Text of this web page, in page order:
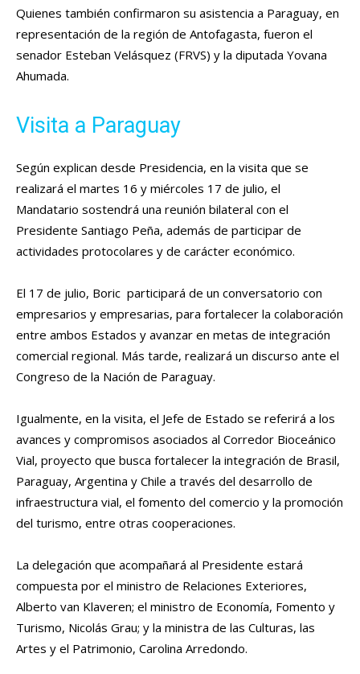
Quienes también confirmaron su asistencia a Paraguay, en
representación de la región de Antofagasta, fueron el
senador Esteban Velásquez (FRVS) y la diputada Yovana
Ahumada.
Visita a Paraguay
Según explican desde Presidencia, en la visita que se
realizará el martes 16 y miércoles 17 de julio, el
Mandatario sostendrá una reunión bilateral con el
Presidente Santiago Peña, además de participar de
actividades protocolares y de carácter económico.
El 17 de julio, Boric participará de un conversatorio con
empresarios y empresarias, para fortalecer la colaboración
entre ambos Estados y avanzar en metas de integración
comercial regional. Más tarde, realizará un discurso ante el
Congreso de la Nación de Paraguay.
Igualmente, en la visita, el Jefe de Estado se referirá a los
avances y compromisos asociados al Corredor Bioceánico
Vial, proyecto que busca fortalecer la integración de Brasil,
Paraguay, Argentina y Chile a través del desarrollo de
infraestructura vial, el fomento del comercio y la promoción
del turismo, entre otras cooperaciones.
La delegación que acompañará al Presidente estará
compuesta por el ministro de Relaciones Exteriores,
Alberto van Klaveren; el ministro de Economía, Fomento y
Turismo, Nicolás Grau; y la ministra de las Culturas, las
Artes y el Patrimonio, Carolina Arredondo.